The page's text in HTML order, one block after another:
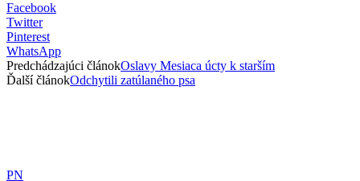
Facebook
Twitter
Pinterest
WhatsApp
Predchádzajúci článokOslavy Mesiaca úcty k starším
Ďalší článokOdchytili zatúlaného psa
PN